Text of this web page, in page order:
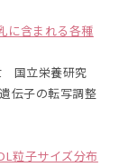
に含まれる各種
国立栄養研究
伝子の転写調整
粒子サイズ分布